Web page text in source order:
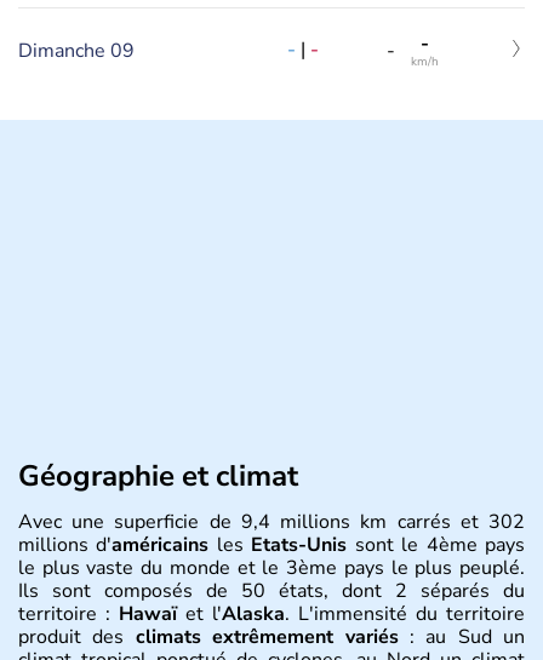
Dimanche 09 - | - - -
km/h
Géographie et climat
Avec une superficie de 9,4 millions km carrés et 302
millions d'américains les Etats-Unis sont le 4ème pays
le plus vaste du monde et le 3ème pays le plus peuplé.
Ils sont composés de 50 états, dont 2 séparés du
territoire : Hawaïet l'Alaska. L'immensité du territoire
produit des climats extrêmement variés: au Sud un